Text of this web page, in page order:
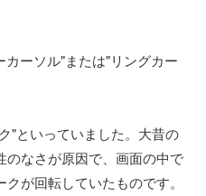
ーソル"または"リングカー
"といっていました。大昔の
なさが原因で、画面の中で
が回転していたものです。